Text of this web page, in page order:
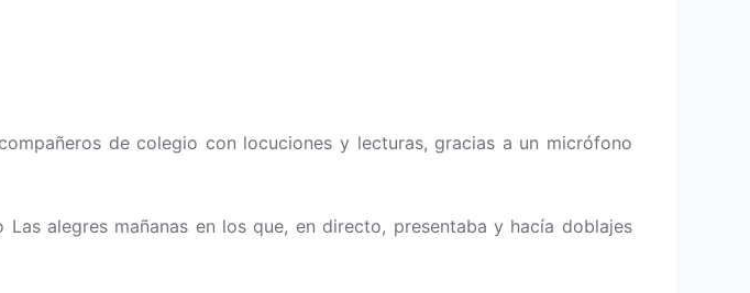
de colegio con locuciones y lecturas, gracias a un micrófono
alegres mañanas en los que, en directo, presentaba y hacía doblajes